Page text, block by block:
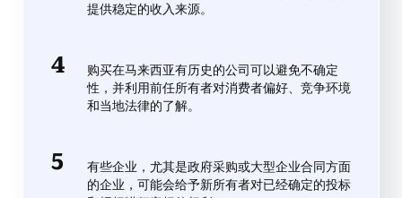
提供稳定的收入来源。
购买在马来西亚有历史的公司可以避免不确定
性，并利用前任所有者对消费者偏好、竞争环境
和当地法律的了解。
有些企业，尤其是政府采购或大型企业合同方面
的企业，可能会给予新所有者对已经确定的投标